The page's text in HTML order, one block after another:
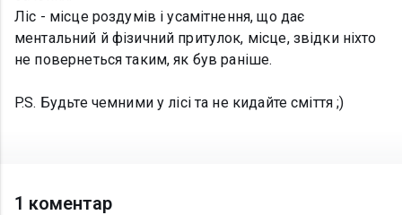
Ліс - місце роздумів і усамітнення, що дає
ментальний й фізичний притулок, місце, звідки ніхто
не повернеться таким, як був раніше.
P.S. Будьте чемними у лісі та не кидайте сміття ;)
1 коментар